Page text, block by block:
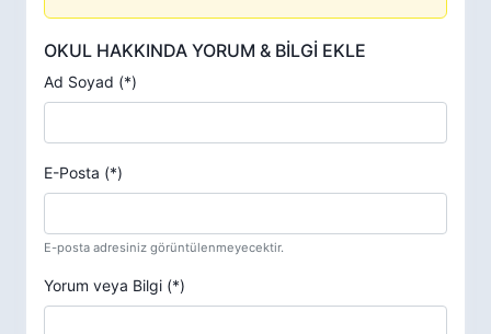
OKUL HAKKINDA YORUM & BİLGİ EKLE
Ad Soyad (*)
E-Posta (*)
E-posta adresiniz görüntülenmeyecektir.
Yorum veya Bilgi (*)